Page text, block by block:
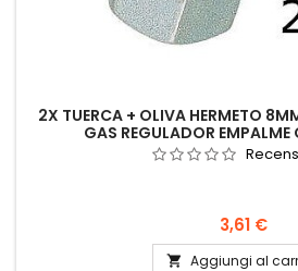
2X TUERCA + OLIVA HERMETO
GAS REGULADOR
Prezzo
3,61 €
 Aggiungi al